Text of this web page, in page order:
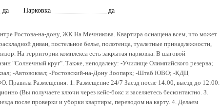
да Парковка да
Ростова-на-дону, ЖК На Мечникова. Квартира оснащена всем, что может
диван, постельное белье, полотенца, туалетные принадлежности,
На территории комплекса есть закрытая парковка. В шаговой
"Солнечный круг". Также, неподалеку: -Училище Олимпийского резерва;
-Автовокзал; -Ростовский-на-Дону Зоопарк; -Штаб ЮВО; -КДЦ
Размещения: 1. Размещение 24/7 Заезд после 14:00, выезд до 12:00.
(Вы получаете ключи через кейс-бокс и заселяетесь бесконтактно. 3.
после проверки и уборки квартиры, переводом на карту. 4. Делаем